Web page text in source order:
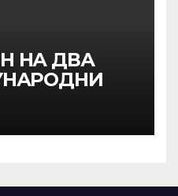
НА ДВА
–
ОДРЖА
СО